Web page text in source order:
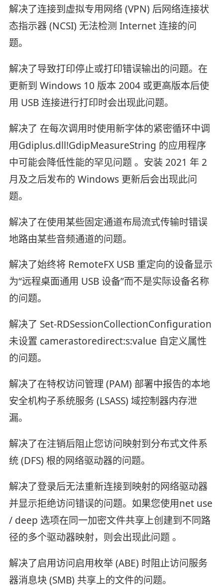
解决了连接到虚拟专用网络 (VPN) 后网络连接状
态指示器 (NCSI) 无法检测 Internet 连接的问
题。
解决了导致打印停止或打印错误输出的问题。在
更新到 Windows 10 版本 2004 或更高版本后使
用 USB 连接进行打印时会出现此问题。
解决了 在每次调用时使用新字体的紧密循环中调
用Gdiplus.dll!GdipMeasureString 的应用程序
中可能会降低性能的罕见问题 。安装 2021 年 2
月及之后发布的 Windows 更新后会出现此问
题。
解决了在使用某些固定通道布局流式传输时错误
地路由某些音频通道的问题。
解决了始终将 RemoteFX USB 重定向的设备显示
为“远程桌面通用 USB 设备”而不是实际设备名称
的问题。
解决了 Set-RDSessionCollectionConfiguration
未设置 camerastoredirect:s:value 自定义属性
的问题。
解决了在特权访问管理 (PAM) 部署中报告的本地
安全机构子系统服务 (LSASS) 域控制器内存泄
漏。
解决了在注销后阻止您访问映射到分布式文件系
统 (DFS) 根的网络驱动器的问题。
解决了登录后无法重新连接到映射的网络驱动器
并显示拒绝访问错误的问题。如果您使用net use
/ deep 选项在同一加密文件共享上创建到不同路
径的多个驱动器映射，则会出现此问题 。
解决了启用访问启用枚举 (ABE) 时阻止访问服务
器消息块 (SMB) 共享上的文件的问题。